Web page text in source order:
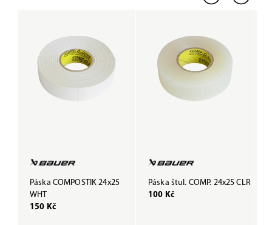
Páska COMPOSTIK 24x25
WHT
150 Kč
Páska štul. COMP. 24x25 CLR
100 Kč